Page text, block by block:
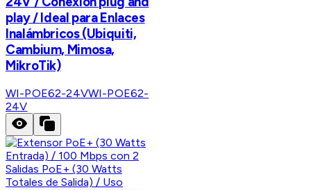
play / Ideal para Enlaces
Inalámbricos (Ubiquiti,
Cambium, Mimosa,
MikroTik)
WI-POE62-24VWI-POE62-
24V